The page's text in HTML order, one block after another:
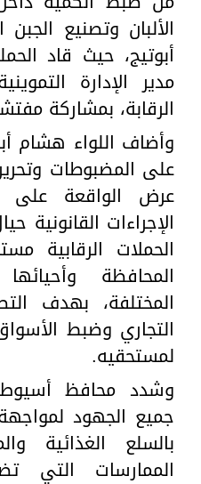
الألبان وتصنيع الجبن
أبوتيج، حيث قاد
مدير الإدارة
الرقابة، بمشاركة
وأضاف اللواء هشام
على المضبوطات
عرض الواقعة على
الإجراءات القانونية
الحملات الرقابية
المحافظة
المختلفة، بهدف
التجاري وضبط
لمستحقيه.
وشدد محافظ
جميع الجهود
بالسلع الغذائية
الممارسات التي